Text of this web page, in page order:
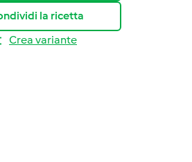
la ricetta
Crea variante